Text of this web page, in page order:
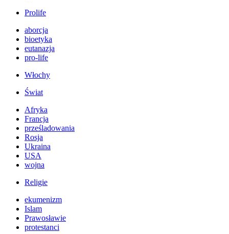
Prolife
aborcja
bioetyka
eutanazja
pro-life
Włochy
Świat
Afryka
Francja
prześladowania
Rosja
Ukraina
USA
wojna
Religie
ekumenizm
Islam
Prawosławie
protestanci